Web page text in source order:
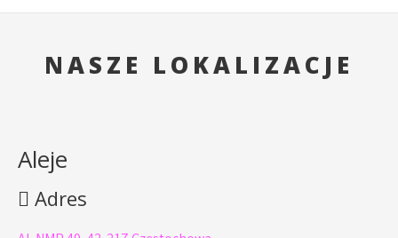
NASZE LOKALIZACJE
Aleje
Adres